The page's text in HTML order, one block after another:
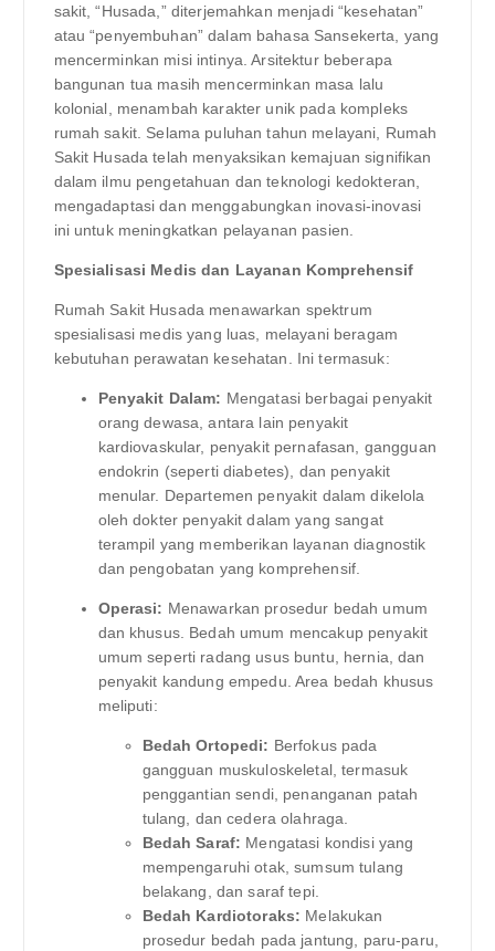
sakit, “Husada,” diterjemahkan menjadi “kesehatan”
atau “penyembuhan” dalam bahasa Sansekerta, yang
mencerminkan misi intinya. Arsitektur beberapa
bangunan tua masih mencerminkan masa lalu
kolonial, menambah karakter unik pada kompleks
rumah sakit. Selama puluhan tahun melayani, Rumah
Sakit Husada telah menyaksikan kemajuan signifikan
dalam ilmu pengetahuan dan teknologi kedokteran,
mengadaptasi dan menggabungkan inovasi-inovasi
ini untuk meningkatkan pelayanan pasien.
Spesialisasi Medis dan Layanan Komprehensif
Rumah Sakit Husada menawarkan spektrum
spesialisasi medis yang luas, melayani beragam
kebutuhan perawatan kesehatan. Ini termasuk:
Penyakit Dalam: Mengatasi berbagai penyakit
orang dewasa, antara lain penyakit
kardiovaskular, penyakit pernafasan, gangguan
endokrin (seperti diabetes), dan penyakit
menular. Departemen penyakit dalam dikelola
oleh dokter penyakit dalam yang sangat
terampil yang memberikan layanan diagnostik
dan pengobatan yang komprehensif.
Operasi: Menawarkan prosedur bedah umum
dan khusus. Bedah umum mencakup penyakit
umum seperti radang usus buntu, hernia, dan
penyakit kandung empedu. Area bedah khusus
meliputi:
Bedah Ortopedi: Berfokus pada
gangguan muskuloskeletal, termasuk
penggantian sendi, penanganan patah
tulang, dan cedera olahraga.
Bedah Saraf: Mengatasi kondisi yang
mempengaruhi otak, sumsum tulang
belakang, dan saraf tepi.
Bedah Kardiotoraks: Melakukan
prosedur bedah pada jantung, paru-paru,